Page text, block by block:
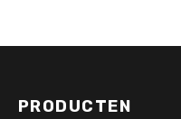
PRODUCTEN